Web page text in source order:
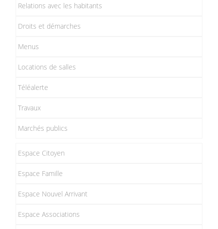
Relations avec les habitants
Droits et démarches
Menus
Locations de salles
Téléalerte
Travaux
Marchés publics
Espace Citoyen
Espace Famille
Espace Nouvel Arrivant
Espace Associations